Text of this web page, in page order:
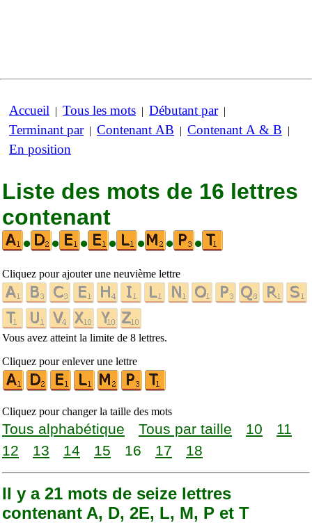
Accueil | Tous les mots | Débutant par|
Terminant par| Contenant AB | Contenant A & B |
En position
Liste des mots de 16 lettres
contenant
•
• • • • • •
Cliquez pour ajouter une neuvième lettre
Vous avez atteint la limite de 8 lettres.
Cliquez pour enlever une lettre
Cliquez pour changer la taille des mots
Tous alphabétique Tous par taille 10
11
12
13 14 15 16 17 18
Il y a 21 mots de seize lettres
contenant A, D, 2E, L, M, P et T